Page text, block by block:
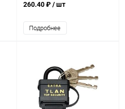
260.40 ₽/ шт
Подробнее